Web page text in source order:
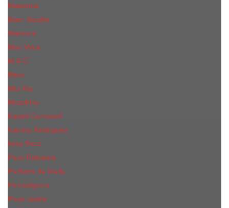
Madonna
Marc Jacobs
Mancera
Max Mara
M.А.C.
Mexx
Miu Miu
Mоsсhino
Naomi Campbell
Narciso Rodriguez
Nina Ricci
Paco Rabanne
Parfums de Marly
Penhaligon's
Pepe Jeans